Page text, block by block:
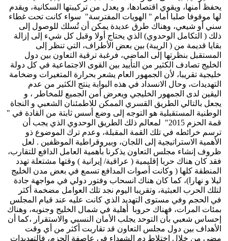
يحفظ أمنها، ويقوي اقتصادها، و يعدل من تركيبتها السكانية، ويقدم
لها موقوفا صلبا أمام " الهويات المفترسة" سواء كانت تحت غطاء
سني أو شيعي، وهناك طرق عديدة يمكن أن تُسلك للوصول إلى
ذلك ( التكامل الوحدوي) الذي يحتاج أولا وقبل كل شيء إلى إزالة
بقايا قديمة من ( الريبة) بين بعض الأطراف، التي تنظر إلى
المستقبل بنظرتها إلى الماضي، فرغبة ترقية التعاون بين دول
الخليج تصادف الكثير من التأييد بين القوى الاجتماعية في كل دولة
خليجية تقريبا، لأن الجمهور العام يشعر بحرارة المتغيرات وضخامة
التهديدات، وحال الانسداد في هذه البوابة ينتج الكثير من عدم
اليقين لدى الجمهور الخليجي ويعرض أمن الجميع للمخاطر ، و
يجعل بالتالي الطريق القسري الممكن للاطمئنان الشعبي و النجاة
الوطنية المستقبلية هو التوجه إلى وضع أسس ثابتة من القادة في "
قمة الحزم 2015" لمعالم ذلك الطريق الوحدوي الذي يجب أن
ترسم خرائطه في تلك القمة المقبلة، وعدم ترك الموضوع ذو
الأهمية الاستراتيجية إلى اللجان، وبيروقراطية الموظفين . لعل
ظروف إنشاء مجلس التعاون يذكرنا بأهمية العامل الدافع للتقارب،
فقد كان هناك حربا إقليمية ( عراقية/ إيرانية ) وقتها مشتعلة تهدد
المنطقة كلها ( وكانت أصوات المدافع تسمع في بعض مدن الخليج
ليلا و نهارا)، كما كان هناك انسحاب وفتور دولي في مواجهة جادة
لتلك الحرب العبثية، وتقريبا اليوم نجد تلك العوامل مضخمة أكثر
في الحجم وفي مستوى التهديد الذي كانت عليه عند قيام المجلس
بمئات المرات، فهناك حروبا أهلية في شمال الخليج وجنوبه، وهناك
إحساس شعبي بأن التوحد يجلب الأمان النسبي والاستقرار ،كما أن
الأهداف بين دول مجلس التعاون قد تقاربت أكثر من أي وقت
مضى من خلال اختلاط دم الشهداء في عاصفة الحزم، فالتهديدات